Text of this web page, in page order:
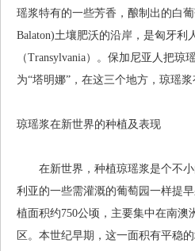
瑶浆特有的一些芳香，酿制出的白
Balaton)土壤肥沃的沿岸，是匈牙
（Transylvania）。保加尼亚人把
为“塔明娜”，在这三个地方，琼瑶
琼瑶浆在新世界的种植及表现
在新世界，种植琼瑶浆是个不小
利亚的一些需灌溉的葡萄园一样提
植面积约750公顷，主要集中在南澳
区。本世纪早期，这一面积有平稳